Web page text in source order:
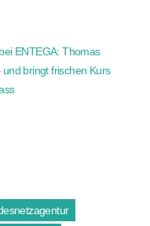
ENTEGA: Thomas
bringt frischen Kurs